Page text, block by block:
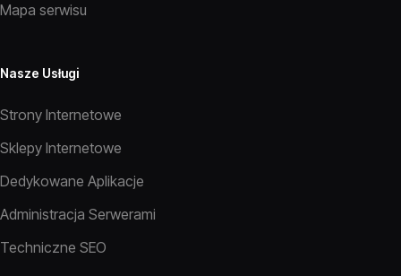
Mapa serwisu
Nasze Usługi
Strony Internetowe
Sklepy Internetowe
Dedykowane Aplikacje
Administracja Serwerami
Techniczne SEO